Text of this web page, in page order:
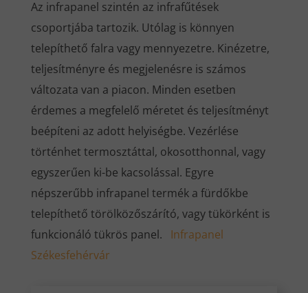
Az infrapanel szintén az infrafűtések
csoportjába tartozik. Utólag is könnyen
telepíthető falra vagy mennyezetre. Kinézetre,
teljesítményre és megjelenésre is számos
változata van a piacon. Minden esetben
érdemes a megfelelő méretet és teljesítményt
beépíteni az adott helyiségbe. Vezérlése
történhet termosztáttal, okosotthonnal, vagy
egyszerűen ki-be kacsolással. Egyre
népszerűbb infrapanel termék a fürdőkbe
telepíthető törölközőszárító, vagy tükörként is
funkcionáló tükrös panel. Infrapanel
Székesfehérvár